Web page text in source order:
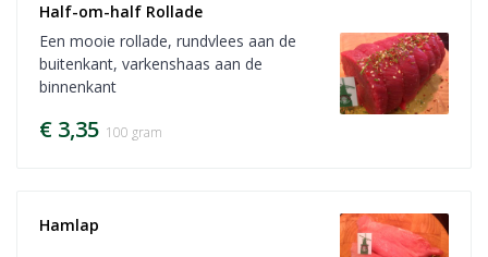
Half-om-half Rollade
Een mooie rollade, rundvlees aan de
buitenkant, varkenshaas aan de
binnenkant
€ 3,35 100 gram
Hamlap